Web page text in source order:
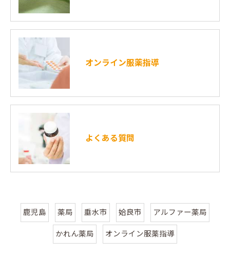
オンライン服薬指導
よくある質問
鹿児島 薬局 垂水市 姶良市 アルファー薬局
かれん薬局 オンライン服薬指導